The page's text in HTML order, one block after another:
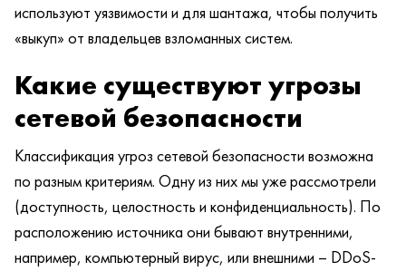
используют уязвимости и для шантажа, чтобы получить
«выкуп» от владельцев взломанных систем.
Какие существуют угрозы
сетевой безопасности
Классификация угроз сетевой безопасности возможна
по разным критериям. Одну из них мы уже рассмотрели
(доступность, целостность и конфиденциальность). По
расположению источника они бывают внутренними,
например, компьютерный вирус, или внешними – DDoS-